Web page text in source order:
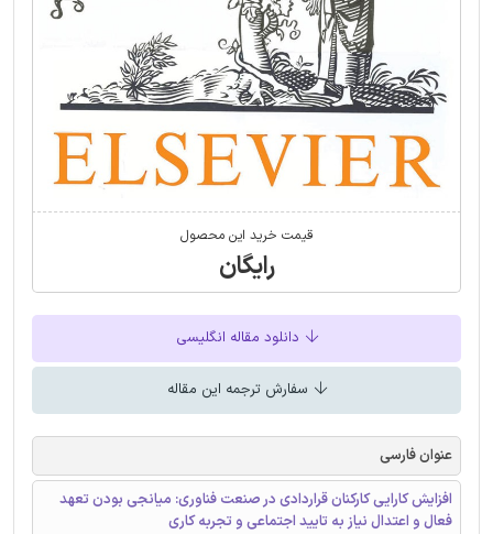
قیمت خرید این محصول
رایگان
دانلود مقاله انگلیسی
سفارش ترجمه این مقاله
عنوان فارسی
افزایش کارایی کارکنان قراردادی در صنعت فناوری: میانجی بودن تعهد
فعال و اعتدال نیاز به تایید اجتماعی و تجربه کاری